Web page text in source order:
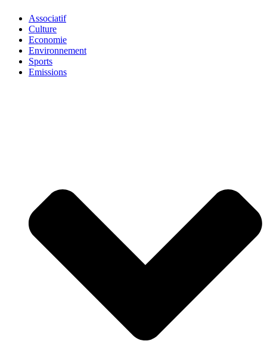
Associatif
Culture
Economie
Environnement
Sports
Emissions